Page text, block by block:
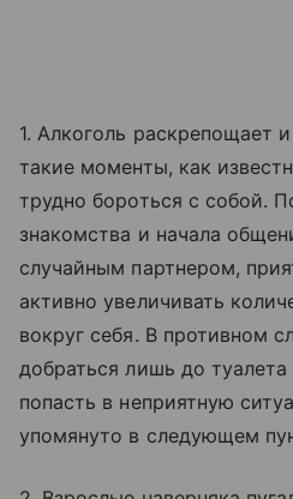
1. Алкоголь раскрепощает
такие моменты, как
трудно бороться с собой.
знакомства и начала
случайным партнером,
активно увеличивать
вокруг себя. В противном
добраться лишь до
попасть в неприятную
упомянуто в следующем